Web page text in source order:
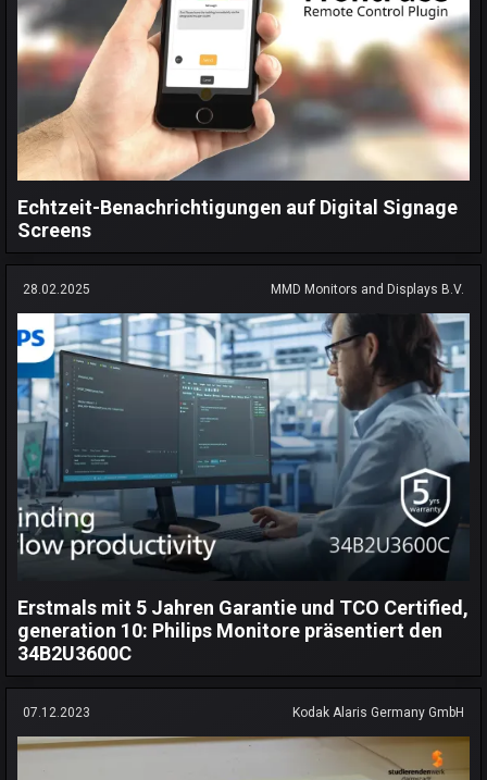
Echtzeit-Benachrichtigungen auf Digital Signage
Screens
28.02.2025 MMD Monitors and Displays B.V.
Erstmals mit 5 Jahren Garantie und TCO Certified,
generation 10: Philips Monitore präsentiert den
34B2U3600C
07.12.2023 Kodak Alaris Germany GmbH